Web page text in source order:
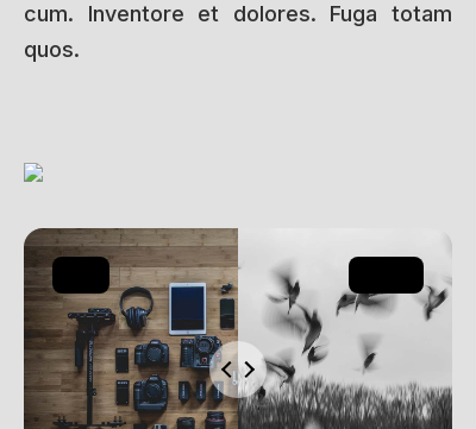
cum. Inventore et dolores. Fuga totam
quos.